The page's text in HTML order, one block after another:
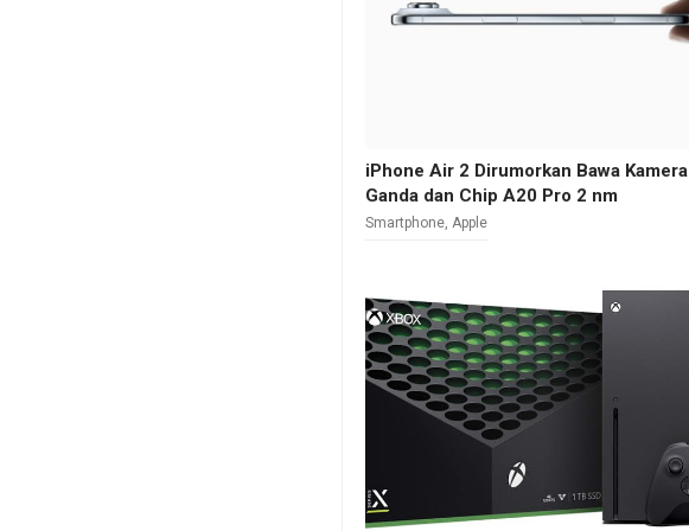
iPhone Air 2 Dirumorkan Bawa Kamera
Ganda dan Chip A20 Pro 2 nm
Smartphone Apple